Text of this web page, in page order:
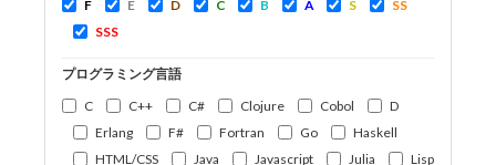
F
E D C B A S
SS
SSS
プログラミング言語
C
C++ C# Clojure Cobol
D
Erlang
F# Fortran Go
Haskell
HTML/CSS
Java Javascript Julia
Lisp